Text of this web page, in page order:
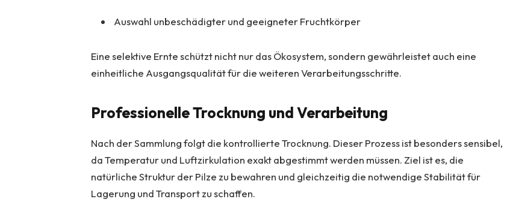
Auswahl unbeschädigter und geeigneter Fruchtkörper
Eine selektive Ernte schützt nicht nur das Ökosystem, sondern gewährleistet auch eine
einheitliche Ausgangsqualität für die weiteren Verarbeitungsschritte.
Professionelle Trocknung und Verarbeitung
Nach der Sammlung folgt die kontrollierte Trocknung. Dieser Prozess ist besonders sensibel,
da Temperatur und Luftzirkulation exakt abgestimmt werden müssen. Ziel ist es, die
natürliche Struktur der Pilze zu bewahren und gleichzeitig die notwendige Stabilität für
Lagerung und Transport zu schaffen.